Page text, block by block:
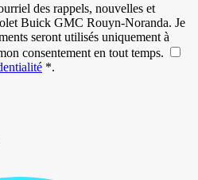
des rappels, nouvelles et
Buick GMC Rouyn-Noranda. Je
seront utilisés uniquement à
consentement en tout temps.
*.